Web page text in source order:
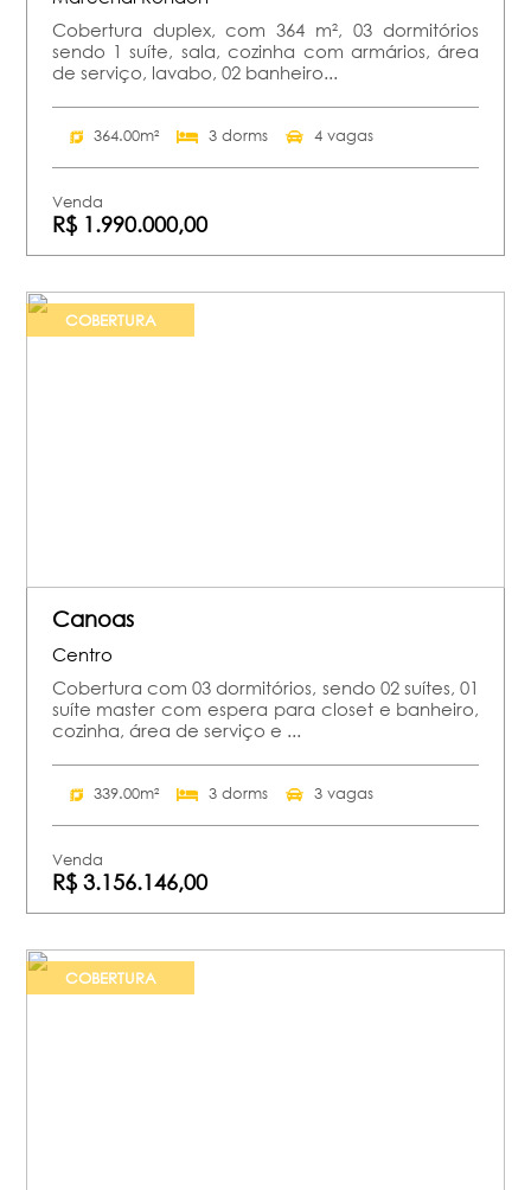
Cobertura duplex, com 364 m², 03 dormitórios
sendo 1 suíte, sala, cozinha com armários, área
de serviço, lavabo, 02 banheiro...
364.00m² 3 dorms 4 vagas
Venda
R$ 1.990.000,00
COBERTURA
Canoas
Centro
Cobertura com 03 dormitórios, sendo 02 suítes, 01
suíte master com espera para closet e banheiro,
cozinha, área de serviço e ...
339.00m² 3 dorms 3 vagas
Venda
R$ 3.156.146,00
COBERTURA